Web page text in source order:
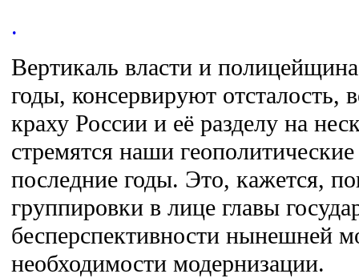
.
Вертикаль власти и
годы, консервируют
краху России и её разделу на
стремятся наши
последние годы. Это, кажется,
группировки в лице главы
бесперспективности нынешней
необходимости модернизации.